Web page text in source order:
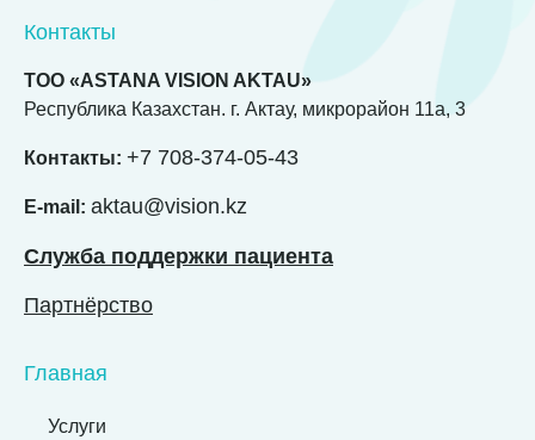
Контакты
ТОО «ASTANA VISION AKTAU»
Республика Казахстан. г. Актау, микрорайон 11а, 3
Контакты: +7 708-374-05-43
E-mail: aktau@vision.kz
Служба поддержки пациента
Партнёрство
Главная
Услуги